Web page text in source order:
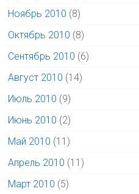
Ноябрь 2010 (8)
Октябрь 2010 (8)
Сентябрь 2010 (6)
Август 2010 (14)
Июль 2010 (9)
Июнь 2010 (2)
Май 2010 (11)
Апрель 2010 (11)
Март 2010 (5)